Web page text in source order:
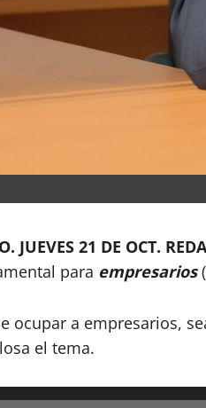
JUEVES 21 DE OCT.
para empresarios
ocupar a empresarios,
el tema.